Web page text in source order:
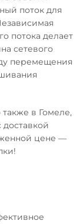
поток для
потока делает
сетевого
перемещения
в Гомеле,
цене —